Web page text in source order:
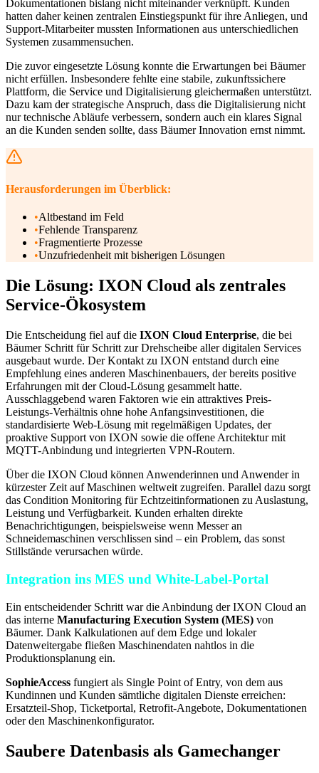
Dokumentationen bislang nicht miteinander verknüpft. Kunden
hatten daher keinen zentralen Einstiegspunkt für ihre Anliegen, und
Support-Mitarbeiter mussten Informationen aus unterschiedlichen
Systemen zusammensuchen.
Die zuvor eingesetzte Lösung konnte die Erwartungen bei Bäumer
nicht erfüllen. Insbesondere fehlte eine stabile, zukunftssichere
Plattform, die Service und Digitalisierung gleichermaßen unterstützt.
Dazu kam der strategische Anspruch, dass die Digitalisierung nicht
nur technische Abläufe verbessern, sondern auch ein klares Signal
an die Kunden senden sollte, dass Bäumer Innovation ernst nimmt.
Herausforderungen im Überblick:
•Altbestand im Feld
•Fehlende Transparenz
•Fragmentierte Prozesse
•Unzufriedenheit mit bisherigen Lösungen
Die Lösung: IXON Cloud als zentrales
Service-Ökosystem
Die Entscheidung fiel auf die IXON Cloud Enterprise, die bei
Bäumer Schritt für Schritt zur Drehscheibe aller digitalen Services
ausgebaut wurde. Der Kontakt zu IXON entstand durch eine
Empfehlung eines anderen Maschinenbauers, der bereits positive
Erfahrungen mit der Cloud-Lösung gesammelt hatte.
Ausschlaggebend waren Faktoren wie ein attraktives Preis-
Leistungs-Verhältnis ohne hohe Anfangsinvestitionen, die
standardisierte Web-Lösung mit regelmäßigen Updates, der
proaktive Support von IXON sowie die offene Architektur mit
MQTT-Anbindung und integrierten VPN-Routern.
Über die IXON Cloud können Anwenderinnen und Anwender in
kürzester Zeit auf Maschinen weltweit zugreifen. Parallel dazu sorgt
das Condition Monitoring für Echtzeitinformationen zu Auslastung,
Leistung und Verfügbarkeit. Kunden erhalten direkte
Benachrichtigungen, beispielsweise wenn Messer an
Schneidemaschinen verschlissen sind – ein Problem, das sonst
Stillstände verursachen würde.
Integration ins MES und White-Label-Portal
Ein entscheidender Schritt war die Anbindung der IXON Cloud an
das interne Manufacturing Execution System (MES) von
Bäumer. Dank Kalkulationen auf dem Edge und lokaler
Datenweitergabe fließen Maschinendaten nahtlos in die
Produktionsplanung ein.
SophieAccess fungiert als Single Point of Entry, von dem aus
Kundinnen und Kunden sämtliche digitalen Dienste erreichen:
Ersatzteil-Shop, Ticketportal, Retrofit-Angebote, Dokumentationen
oder den Maschinenkonfigurator.
Saubere Datenbasis als Gamechanger